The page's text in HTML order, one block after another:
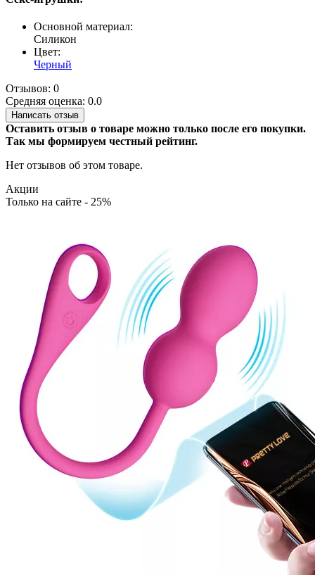
Основной материал:
Силикон
Цвет:
Черный
Отзывов: 0
Средняя оценка: 0.0
Написать отзыв
Оставить отзыв о товаре можно только после его покупки.
Так мы формируем честный рейтинг.
Нет отзывов об этом товаре.
Акции
Только на сайте - 25%